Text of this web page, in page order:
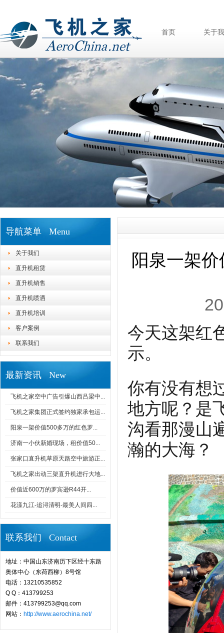
首页 关于
导航菜单 Menu
关于我们
直升机租赁
直升机销售
直升机喷洒
直升机培训
客户案例
联系我们
最新资讯 New
飞机之家空中广告引爆山西吕梁中...
飞机之家集团正式签约独家承包运...
阳泉一架价值500多万的红色罗...
济南一小伙新婚现场，租价值50...
张家口直升机草原天路空中旅游正...
飞机之家出动三架直升机进行大地...
价值近600万的罗宾逊R44开...
花漾九江-追浔清明-最美人间四...
联系我们 Contact
地址：中国山东济南历下区经十东路
奥体中心（东荷西柳）8号馆
电话：13210535852
Q Q：413799253
邮件：413799253@qq.com
网站： http://www.aerochina.net/
阳泉一架
今天这架红
示。
你有没有想
地方呢？是
沟看那漫山
瀚的大海？